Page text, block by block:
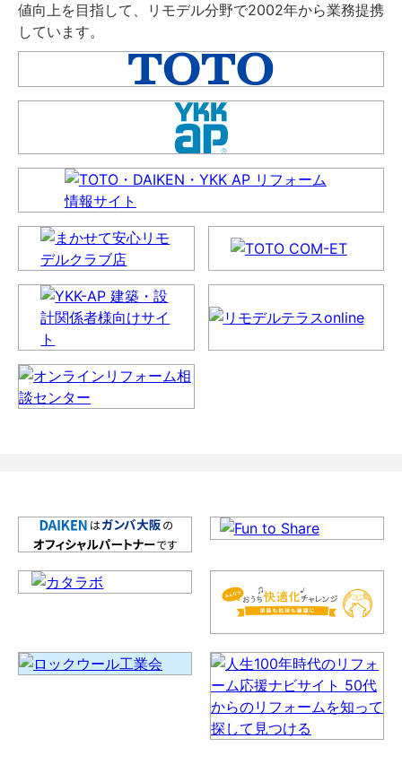
値向上を目指して、リモデル分野で2002年から業務提携
しています。